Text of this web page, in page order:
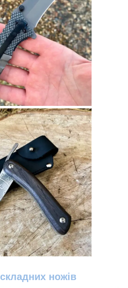
складних ножів